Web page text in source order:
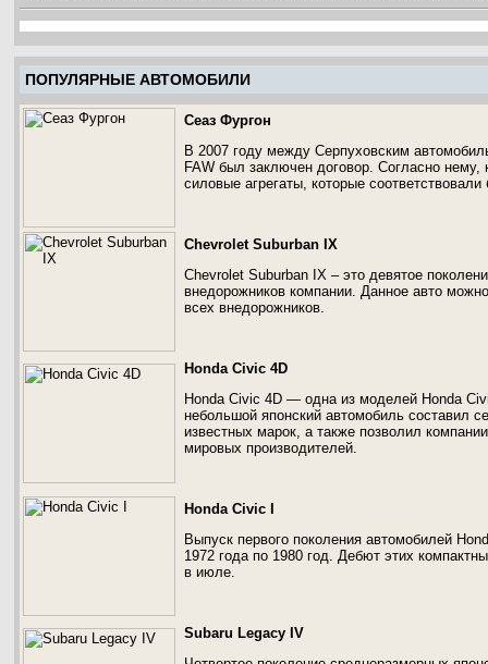
ПОПУЛЯРНЫЕ АВТОМОБИЛИ
Сеаз Фургон
В 2007 году между Серпуховским
FAW был заключен договор. Согласно нему,
силовые агрегаты, которые
Chevrolet Suburban IX
Chevrolet Suburban IX – это девятое
внедорожников компании. Данное авто
всех внедорожников.
Honda Civic 4D
Honda Civic 4D — одна из моделей Honda
небольшой японский автомобиль составил
известных марок, а также позволил
мировых производителей.
Honda Civic I
Выпуск первого поколения автомобилей
1972 года по 1980 год. Дебют этих
в июле.
Subaru Legacy IV